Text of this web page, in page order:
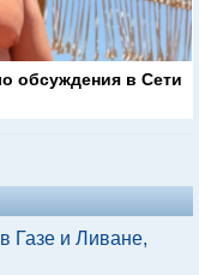
обсуждения в Сети
Газе и Ливане,